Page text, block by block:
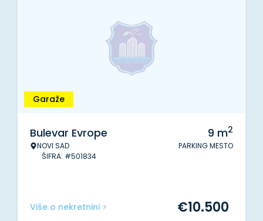
Garaže
Bulevar Evrope
NOVI SAD
ŠIFRA: #501834
9 m2
PARKING MESTO
Više o nekretnini > €10.500